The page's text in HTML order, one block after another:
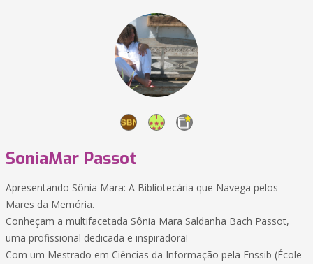
SoniaMar Passot
Apresentando Sônia Mara: A Bibliotecária que Navega pelos
Mares da Memória.
Conheçam a multifacetada Sônia Mara Saldanha Bach Passot,
uma profissional dedicada e inspiradora!
Com um Mestrado em Ciências da Informação pela Enssib (École